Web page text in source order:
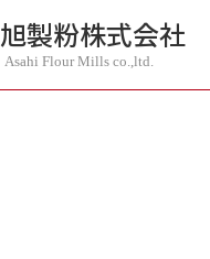
旭製粉株式会社
Asahi Flour Mills co.,ltd.